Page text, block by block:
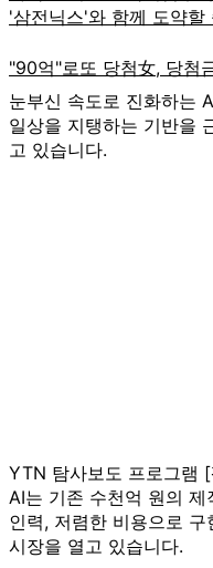
눈부신 속도로 진화하는
일상을 지탱하는 기반을
고 있습니다.
YTN 탐사보도 프로그램
AI는 기존 수천억 원의
인력, 저렴한 비용으로
시장을 열고 있습니다.